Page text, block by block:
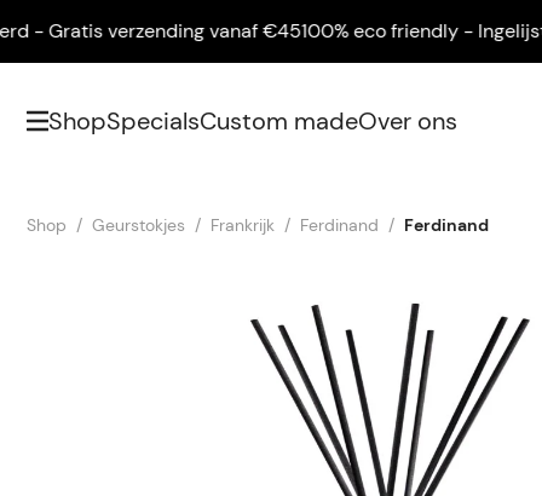
Gratis verzending vanaf €45100% eco friendly - Ingelijst
ShopSpecialsCustom madeOver ons
Shop Geurstokjes Frankrijk Ferdinand Ferdinand